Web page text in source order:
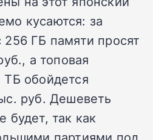
кусаются: за
ГБ памяти просят
а топовая
обойдется
руб. Дешеветь
будет, так как